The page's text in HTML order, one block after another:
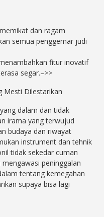
dan ragam
semua penggemar judi
fitur inovatif
segar.–>>
Mesti Dilestarikan
dalam dan tidak
irama yang terwujud
budaya dan riwayat
instrument dan tehnik
tidak sekedar cuman
peninggalan
tentang kemegahan
supaya bisa lagi